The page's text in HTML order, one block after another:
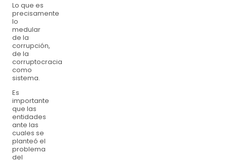
Lo que es
precisamente
lo
medular
de la
corrupción,
de la
corruptocracia
como
sistema.
Es
importante
que las
entidades
ante las
cuales se
planteó el
problema
del